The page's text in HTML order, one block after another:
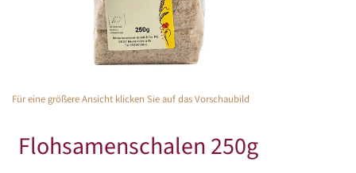
Für eine größere Ansicht klicken Sie auf das Vorschaubild
Flohsamenschalen 250g